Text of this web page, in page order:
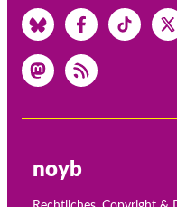
noyb